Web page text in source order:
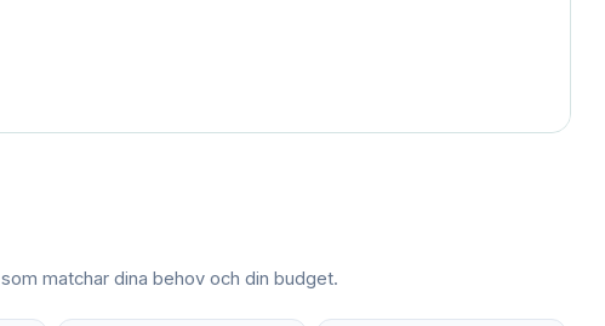
som matchar dina behov och din budget.